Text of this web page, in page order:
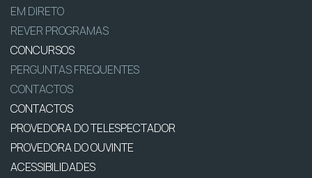
EM DIRETO
REVER PROGRAMAS
CONCURSOS
PERGUNTAS FREQUENTES
CONTACTOS
CONTACTOS
PROVEDORA DO TELESPECTADOR
PROVEDORA DO OUVINTE
ACESSIBILIDADES